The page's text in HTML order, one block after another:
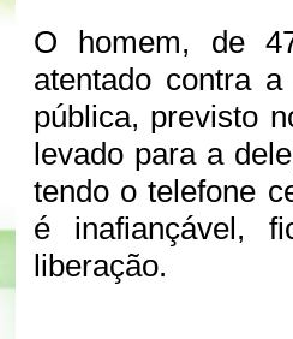
O homem, de
atentado contra
pública, previsto
levado para a
tendo o telefone
é inafiançável,
liberação.